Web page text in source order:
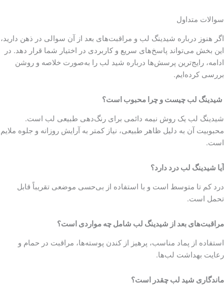
سوالات متداول
اگر هنوز درباره شیدینگ لب و مراقبت‌های بعد از آن سوالی در ذهن دارید،
این بخش می‌تواند پاسخ‌های سریع و کاربردی در اختیار شما قرار دهد. در
ادامه، رایج‌ترین پرسش‌ها درباره شید لب را به‌صورت خلاصه و روشن
بررسی کرده‌ایم.
شیدینگ لب چیست و چرا محبوب است؟
شیدینگ لب یک روش نیمه دائمی برای رنگ‌دهی طبیعی لب است.
محبوبیت آن به دلیل ظاهر طبیعی، نیاز کمتر به آرایش روزانه و جلوه ملایم
است.
آیا شیدینگ لب درد دارد؟
درد کم تا متوسط است و با استفاده از بی‌حسی موضعی تقریباً قابل
تحمل است.
مراقبت‌های بعد از شیدینگ لب شامل چه مواردی است؟
استفاده از پماد مناسب، پرهیز از کندن پوسته‌ها، مراقبت در حمام و
رعایت بهداشت لب‌ها.
ماندگاری شید لب چقدر است؟